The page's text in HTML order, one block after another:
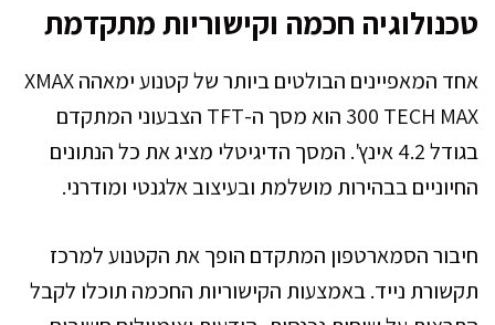
טכנולוגיה חכמה וקישוריות מתקדמת
אחד המאפיינים הבולטים ביותר של קטנוע ימאהה XMAX
300 TECH MAX הוא מסך ה-TFT הצבעוני המתקדם
בגודל 4.2 אינץ'. המסך הדיגיטלי מציג את כל הנתונים
החיוניים בבהירות מושלמת ובעיצוב אלגנטי ומודרני.
חיבור הסמארטפון המתקדם הופך את הקטנוע למרכז
תקשורת נייד. באמצעות הקישוריות החכמה תוכלו לקבל